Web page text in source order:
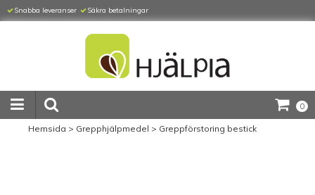
Snabba leveranser Säkra betalningar
0
Hemsida > Grepphjälpmedel > Greppförstoring bestick